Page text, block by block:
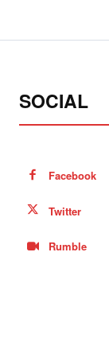
SOCIAL
Facebook
Twitter
Rumble